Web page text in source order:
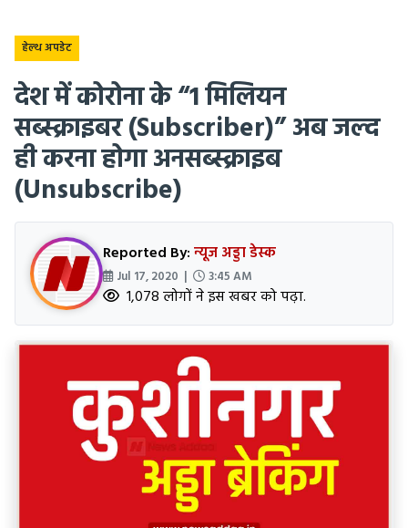
हेल्थ अपडेट
देश में कोरोना के “1 मिलियन
सब्स्क्राइबर (Subscriber)” अब जल्द
ही करना होगा अनसब्स्क्राइब
(Unsubscribe)
Reported By:न्यूज अड्डा डेस्क
Jul 17, 2020 | 3:45 AM
1,078 लोगों ने इस खबर को पढ़ा.